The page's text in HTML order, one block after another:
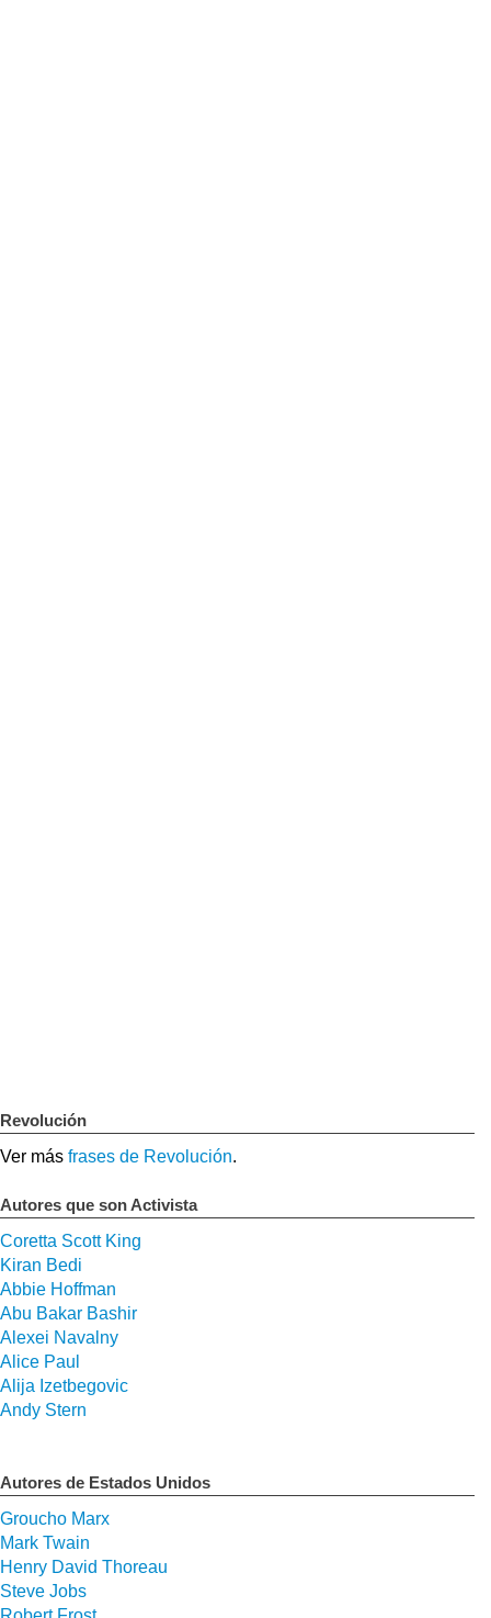
Revolución
Ver más frases de Revolución.
Autores que son Activista
Coretta Scott King
Kiran Bedi
Abbie Hoffman
Abu Bakar Bashir
Alexei Navalny
Alice Paul
Alija Izetbegovic
Andy Stern
Autores de Estados Unidos
Groucho Marx
Mark Twain
Henry David Thoreau
Steve Jobs